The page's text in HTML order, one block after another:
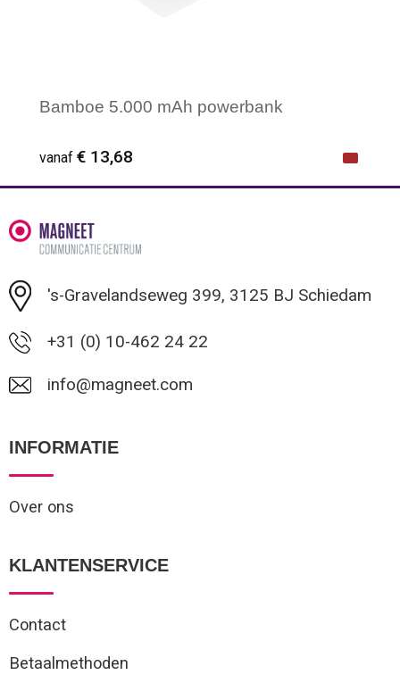
Bamboe 5.000 mAh powerbank
vanaf € 13,68
Minimale afname: 1
's-Gravelandseweg 399, 3125 BJ Schiedam
+31 (0) 10-462 24 22
info@magneet.com
INFORMATIE
Over ons
KLANTENSERVICE
Contact
Betaalmethoden